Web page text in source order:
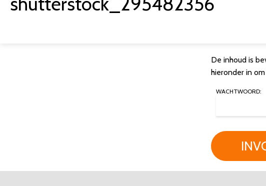
De inhoud is
hieronder in
WACHTWOORD: